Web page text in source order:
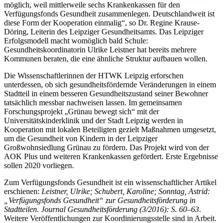
möglich, weil mittlerweile sechs Krankenkassen für den
Verfügungsfonds Gesundheit zusammenlegen. Deutschlandweit ist
diese Form der Kooperation einmalig“, so Dr. Regine Krause-
Döring, Leiterin des Leipziger Gesundheitsamts. Das Leipziger
Erfolgsmodell macht womöglich bald Schule:
Gesundheitskoordinatorin Ulrike Leistner hat bereits mehrere
Kommunen beraten, die eine ähnliche Struktur aufbauen wollen.
Die Wissenschaftlerinnen der HTWK Leipzig erforschen
unterdessen, ob sich gesundheitsfördernde Veränderungen in einem
Stadtteil in einem besseren Gesundheitszustand seiner Bewohner
tatsächlich messbar nachweisen lassen. Im gemeinsamen
Forschungsprojekt „Grünau bewegt sich“ mit der
Universitätskinderklinik und der Stadt Leipzig werden in
Kooperation mit lokalen Beteiligten gezielt Maßnahmen umgesetzt,
um die Gesundheit von Kindern in der Leipziger
Großwohnsiedlung Grünau zu fördern. Das Projekt wird von der
AOK Plus und weiteren Krankenkassen gefördert. Erste Ergebnisse
sollen 2020 vorliegen.
Zum Verfügungsfonds Gesundheit ist ein wissenschaftlicher Artikel
erschienen: Leistner, Ulrike; Schubert, Karoline; Sonntag, Astrid:
„Verfügungsfonds Gesundheit“ zur Gesundheitsförderung in
Stadtteilen. Journal Gesundheitsförderung (3/2016): S. 60–63.
Weitere Veröffentlichungen zur Koordinierungsstelle sind in Arbeit.